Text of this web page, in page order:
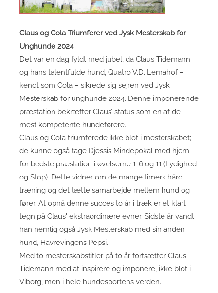
Claus og Cola Triumferer ved Jysk Mesterskab for
Unghunde 2024
Det var en dag fyldt med jubel, da Claus Tidemann
og hans talentfulde hund, Quatro V.D. Lemahof –
kendt som Cola – sikrede sig sejren ved Jysk
Mesterskab for unghunde 2024. Denne imponerende
præstation bekræfter Claus’ status som en af de
mest kompetente hundeførere.
Claus og Cola triumferede ikke blot i mesterskabet;
de kunne også tage Djessis Mindepokal med hjem
for bedste præstation i øvelserne 1-6 og 11 (Lydighed
og Stop). Dette vidner om de mange timers hård
træning og det tætte samarbejde mellem hund og
fører. At opnå denne succes to år i træk er et klart
tegn på Claus' ekstraordinære evner. Sidste år vandt
han nemlig også Jysk Mesterskab med sin anden
hund, Havrevingens Pepsi.
Med to mesterskabstitler på to år fortsætter Claus
Tidemann med at inspirere og imponere, ikke blot i
Viborg, men i hele hundesportens verden.